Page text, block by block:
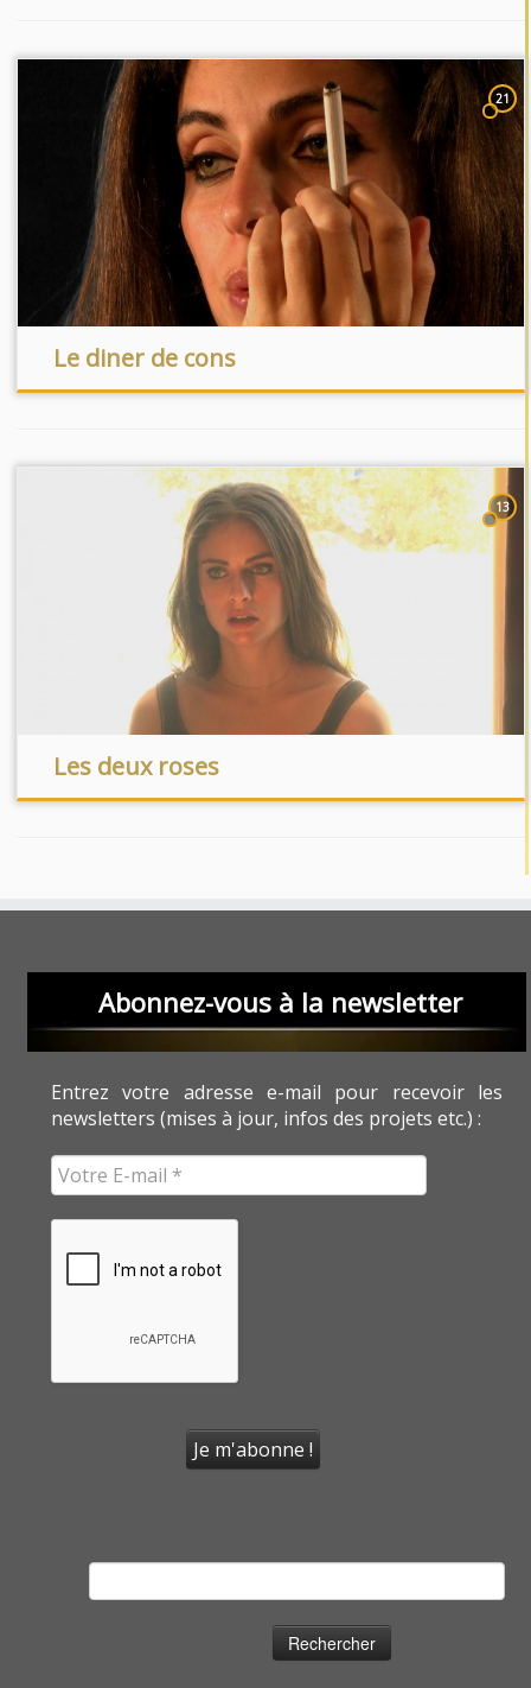
21
Le diner de cons
13
Les deux roses
Abonnez-vous à la newsletter
Entrez votre adresse e-mail pour recevoir les
newsletters (mises à jour, infos des projets etc.) :